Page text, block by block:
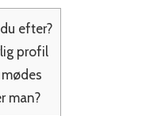
efter?
profil
man?